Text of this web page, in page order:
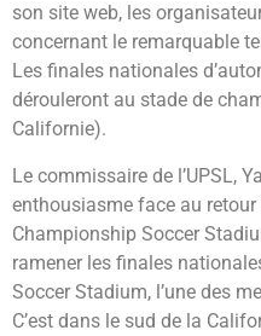
son site web, les
concernant le remarquable
Les finales nationales
dérouleront au stade de
Californie).
Le commissaire de l’UPSL,
enthousiasme face au
Championship Soccer
ramener les finales
Soccer Stadium, l’une des
C’est dans le sud de la